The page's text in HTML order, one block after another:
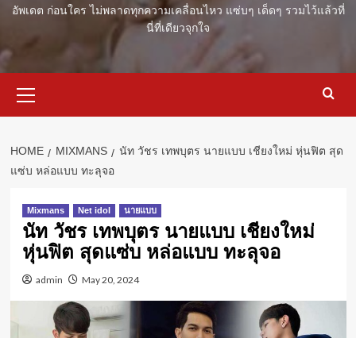
อัพเดต ก่อนใคร ไม่พลาดทุกความเคลื่อนไหว แซ่บๆ เด็ดๆ รวมไว้แล้วที่
นี่ที่เดียวจุกใจ
Menu
HOME MIXMANS
นัท วัชร เทพบุตร นายแบบ เชียงใหม่ หุ่นฟิต สุด
แซ่บ หล่อแบบ ทะลุจอ
Mixmans Net idol นายแบบ
นัท วัชร เทพบุตร นายแบบ เชียงใหม่
หุ่นฟิต สุดแซ่บ หล่อแบบ ทะลุจอ
admin May 20, 2024